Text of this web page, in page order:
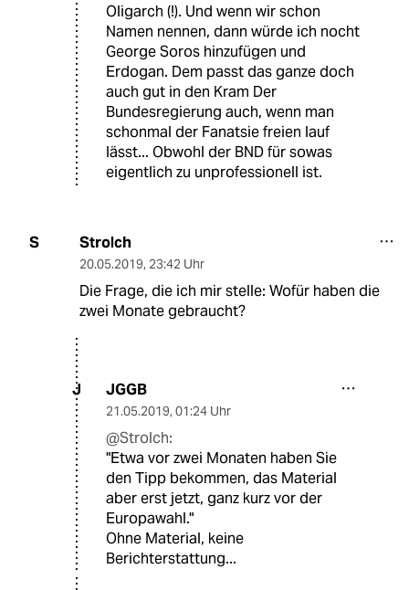
Oligarch (!). Und wenn wir schon
Namen nennen, dann würde ich nocht
George Soros hinzufügen und
Erdogan. Dem passt das ganze doch
auch gut in den Kram Der
Bundesregierung auch, wenn man
schonmal der Fanatsie freien lauf
lässt... Obwohl der BND für sowas
eigentlich zu unprofessionell ist.
S Strolch
20.05.2019, 23:42 Uhr
Die Frage, die ich mir stelle: Wofür haben die
zwei Monate gebraucht?
J JGGB
21.05.2019, 01:24 Uhr
@Strolch:
"Etwa vor zwei Monaten haben Sie
den Tipp bekommen, das Material
aber erst jetzt, ganz kurz vor der
Europawahl."
Ohne Material, keine
Berichterstattung...